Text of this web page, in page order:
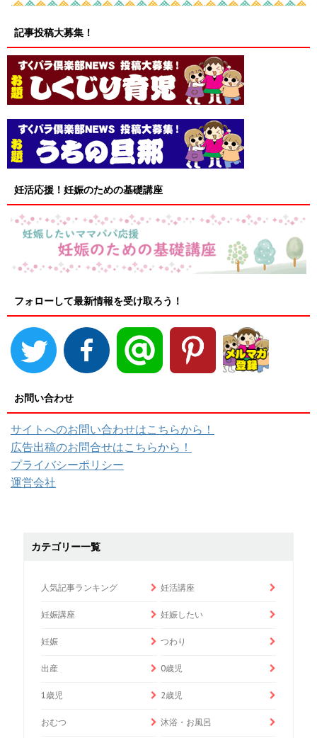
記事投稿大募集！
妊活応援！妊娠のための基礎講座
フォローして最新情報を受け取ろう！
お問い合わせ
サイトへのお問い合わせはこちらから！
広告出稿のお問合せはこちらから！
プライバシーポリシー
運営会社
カテゴリー一覧
人気記事ランキング 妊活講座
妊娠講座 妊娠したい
妊娠 つわり
出産 0歳児
1歳児 2歳児
おむつ 沐浴・お風呂